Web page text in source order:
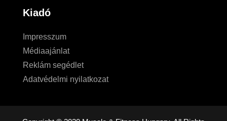
Kiadó
Impresszum
Médiaajánlat
Reklám segédlet
Adatvédelmi nyilatkozat